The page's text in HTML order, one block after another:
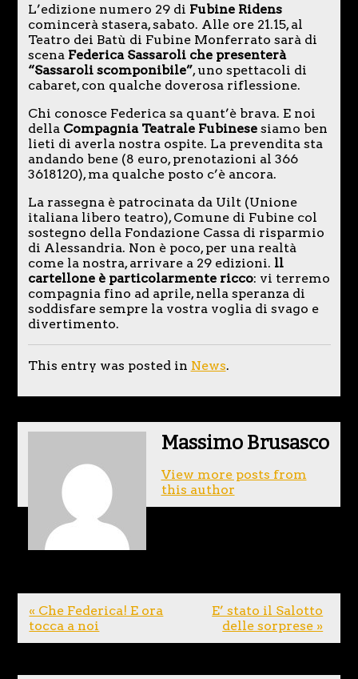
L’edizione numero 29 di Fubine Ridens
comincerà stasera, sabato. Alle ore 21.15, al
Teatro dei Batù di Fubine Monferrato sarà di
scena Federica Sassaroli che presenterà
“Sassaroli scomponibile”, uno spettacoli di
cabaret, con qualche doverosa riflessione.
Chi conosce Federica sa quant’è brava. E noi
della Compagnia Teatrale Fubinesesiamo ben
lieti di averla nostra ospite. La prevendita sta
andando bene (8 euro, prenotazioni al 366
3618120), ma qualche posto c’è ancora.
La rassegna è patrocinata da Uilt (Unione
italiana libero teatro), Comune di Fubine col
sostegno della Fondazione Cassa di risparmio
di Alessandria. Non è poco, per una realtà
come la nostra, arrivare a 29 edizioni. ll
cartellone è particolarmente ricco: vi terremo
compagnia fino ad aprile, nella speranza di
soddisfare sempre la vostra voglia di svago e
divertimento.
This entry was posted in News.
Massimo Brusasco
View more posts from
this author
« Che Federica! E ora
tocca a noi
E’ stato il Salotto
delle sorprese »